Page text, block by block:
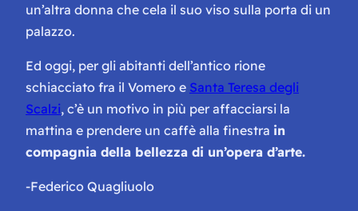
un’altra donna che cela il suo viso sulla porta di un
palazzo.
Ed oggi, per gli abitanti dell’antico rione
schiacciato fra il Vomero e Santa Teresa degli
Scalzi, c’è un motivo in più per affacciarsi la
mattina e prendere un caffè alla finestra in
compagnia della bellezza di un’opera d’arte.
-Federico Quagliuolo